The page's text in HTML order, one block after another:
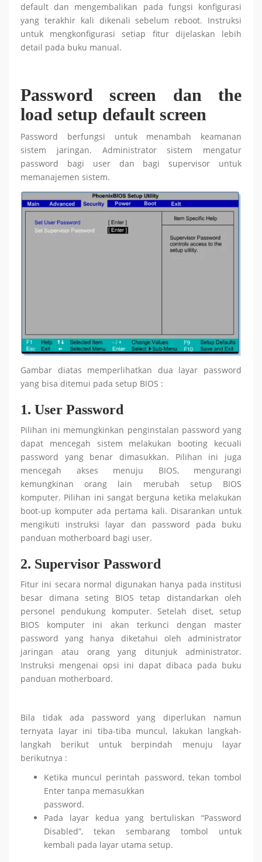
default dan mengembalikan pada fungsi konfigurasi
yang terakhir kali dikenali sebelum reboot. Instruksi
untuk mengkonfigurasi setiap fitur dijelaskan lebih
detail pada buku manual.
Password screen dan the
load setup default screen
Password berfungsi untuk menambah keamanan
sistem jaringan. Administrator sistem mengatur
password bagi user dan bagi supervisor untuk
memanajemen sistem.
Gambar diatas memperlihatkan dua layar password
yang bisa ditemui pada setup BIOS :
1. User Password
Pilihan ini memungkinkan penginstalan password yang
dapat mencegah sistem melakukan booting kecuali
password yang benar dimasukkan. Pilihan ini juga
mencegah akses menuju BIOS, mengurangi
kemungkinan orang lain merubah setup BIOS
komputer. Pilihan ini sangat berguna ketika melakukan
boot-up komputer ada pertama kali. Disarankan untuk
mengikuti instruksi layar dan password pada buku
panduan motherboard bagi user.
2. Supervisor Password
Fitur ini secara normal digunakan hanya pada institusi
besar dimana seting BIOS tetap distandarkan oleh
personel pendukung komputer. Setelah diset, setup
BIOS komputer ini akan terkunci dengan master
password yang hanya diketahui oleh administrator
jaringan atau orang yang ditunjuk administrator.
Instruksi mengenai opsi ini dapat dibaca pada buku
panduan motherboard.
Bila tidak ada password yang diperlukan namun
ternyata layar ini tiba-tiba muncul, lakukan langkah-
langkah berikut untuk berpindah menuju layar
berikutnya :
Ketika muncul perintah password, tekan tombol
Enter tanpa memasukkan
password.
Pada layar kedua yang bertuliskan “Password
Disabled”, tekan sembarang tombol untuk
kembali pada layar utama setup.